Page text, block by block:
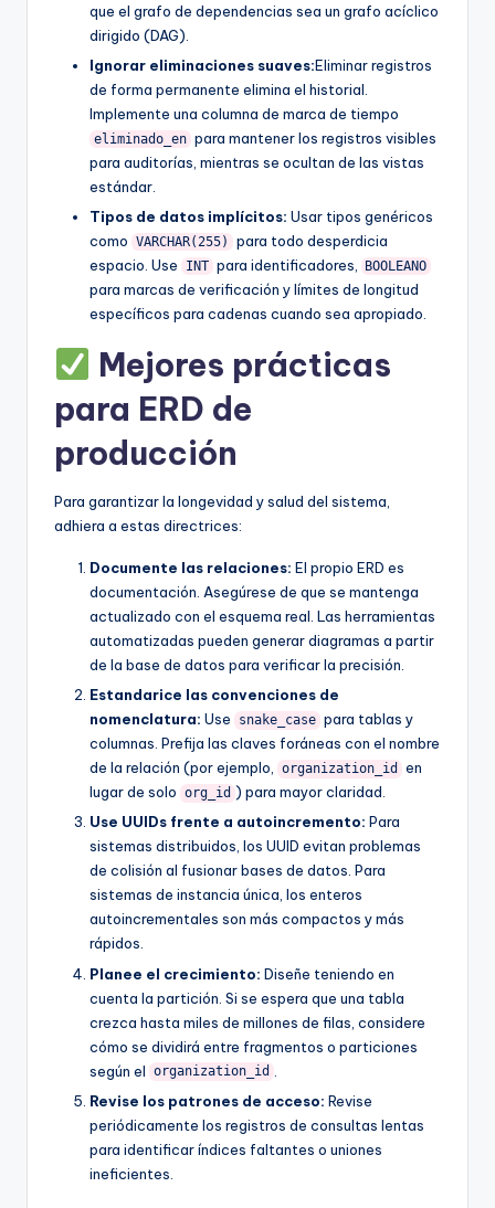
que el grafo de dependencias sea un grafo acíclico
dirigido (DAG).
Ignorar eliminaciones suaves:Eliminar registros
de forma permanente elimina el historial.
Implemente una columna de marca de tiempo
eliminado_en para mantener los registros visibles
para auditorías, mientras se ocultan de las vistas
estándar.
Tipos de datos implícitos: Usar tipos genéricos
como VARCHAR(255)
para todo desperdicia
espacio. Use
INT para identificadores, BOOLEANO
para marcas de verificación y límites de longitud
específicos para cadenas cuando sea apropiado.
Mejores prácticas
para ERD de
producción
Para garantizar la longevidad y salud del sistema,
adhiera a estas directrices:
Documente las relaciones: El propio ERD es
documentación. Asegúrese de que se mantenga
actualizado con el esquema real. Las herramientas
automatizadas pueden generar diagramas a partir
de la base de datos para verificar la precisión.
Estandarice las convenciones de
nomenclatura: Use snake_case para tablas y
columnas. Prefija las claves foráneas con el nombre
de la relación (por ejemplo, organization_id
en
lugar de solo org_id ) para mayor claridad.
Use UUIDs frente a autoincremento: Para
sistemas distribuidos, los UUID evitan problemas
de colisión al fusionar bases de datos. Para
sistemas de instancia única, los enteros
autoincrementales son más compactos y más
rápidos.
Planee el crecimiento: Diseñe teniendo en
cuenta la partición. Si se espera que una tabla
crezca hasta miles de millones de filas, considere
cómo se dividirá entre fragmentos o particiones
según el organization_id
Revise los patrones de acceso: Revise
periódicamente los registros de consultas lentas
para identificar índices faltantes o uniones
ineficientes.